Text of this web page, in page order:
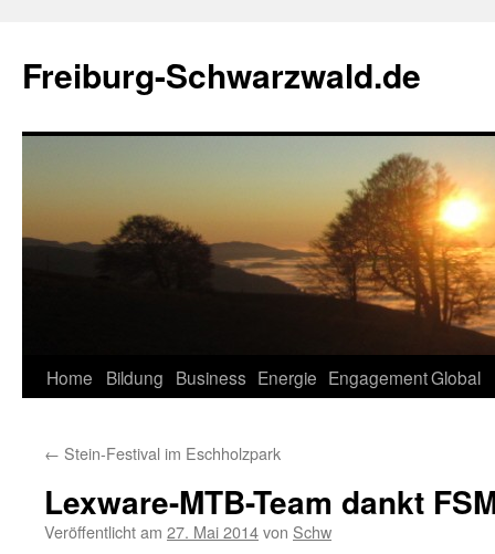
springen
Freiburg-Schwarzwald.de
Home Bildung Business Energie EngagementGlobal
← Stein-Festival im Eschholzpark
Lexware-MTB-Team dankt
Veröffentlicht am 27. Mai 2014von Schw